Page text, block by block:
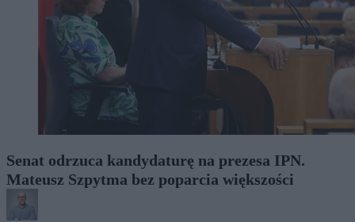
Senat odrzuca kandydaturę na prezesa IPN.
Mateusz Szpytma bez poparcia większości